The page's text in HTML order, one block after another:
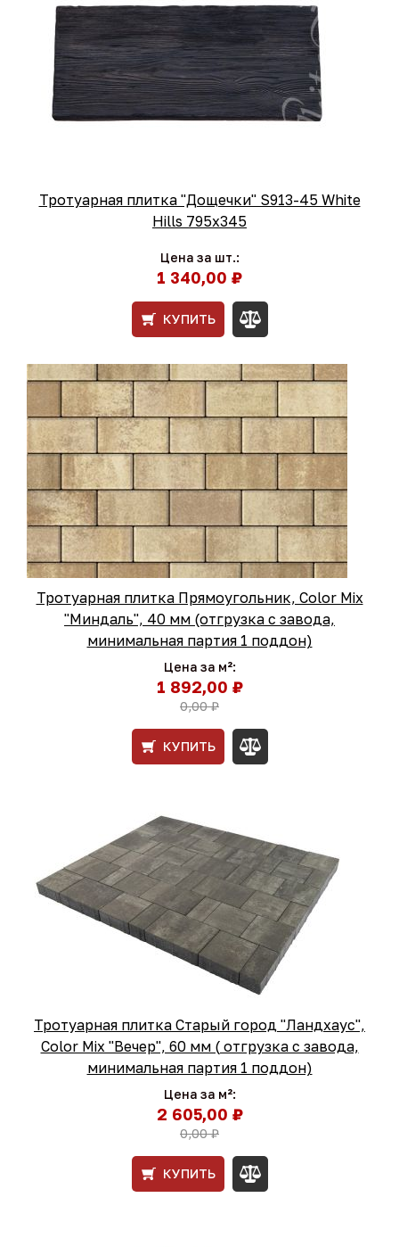
Тротуарная плитка "Дощечки" S913-45 White
Hills 795х345
Цена за шт.:
1 340,00 ₽
КУПИТЬ
Тротуарная плитка Прямоугольник, Color Mix
"Миндаль", 40 мм (отгрузка с завода,
минимальная партия 1 поддон)
Цена за м²:
1 892,00 ₽
0,00 ₽
КУПИТЬ
Тротуарная плитка Старый город "Ландхаус",
Color Mix "Вечер", 60 мм ( отгрузка с завода,
минимальная партия 1 поддон)
Цена за м²:
2 605,00 ₽
0,00 ₽
КУПИТЬ